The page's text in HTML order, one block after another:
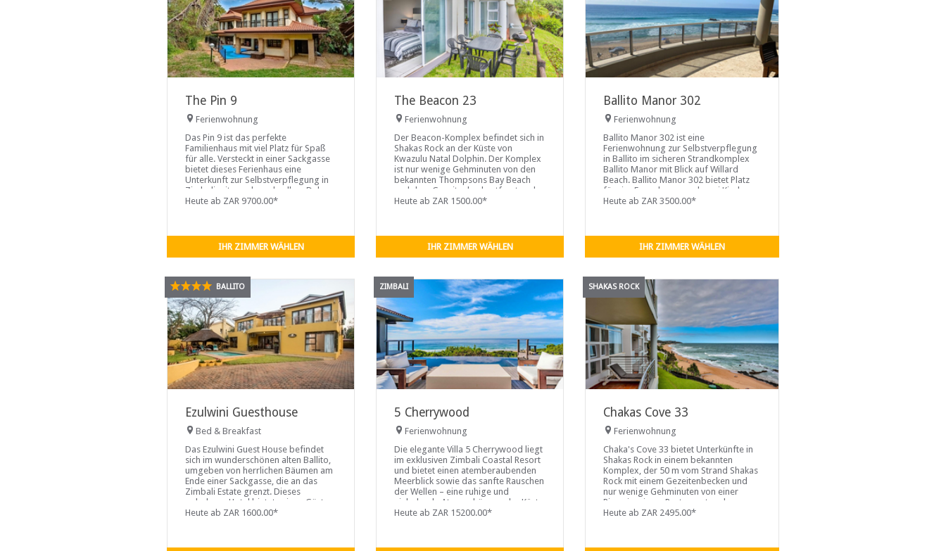
The Pin 9
Ferienwohnung
Das Pin 9 ist das perfekte
Familienhaus mit viel Platz für Spaß
für alle. Versteckt in einer Sackgasse
bietet dieses Ferienhaus eine
Unterkunft zur Selbstverpflegung in
Zimbali mit geschmackvollem Dekor
im afrikanischen Stil. Das Ferienhaus
Heute ab ZAR 9700.00*
IHR ZIMMER WÄHLEN
The Beacon 23
Ferienwohnung
Der Beacon-Komplex befindet sich in
Shakas Rock an der Küste von
Kwazulu Natal Dolphin. Der Komplex
ist nur wenige Gehminuten von den
bekannten Thompsons Bay Beach
und dem Gezeitenbad entfernt und
ist eine kurze Fahrt von den
Heute ab ZAR 1500.00*
IHR ZIMMER WÄHLEN
Ballito Manor 302
Ferienwohnung
Ballito Manor 302 ist eine
Ferienwohnung zur Selbstverpflegung
in Ballito im sicheren Strandkomplex
Ballito Manor mit Blick auf Willard
Beach. Ballito Manor 302 bietet Platz
für vier Erwachsene und zwei Kinder.
Es gibt drei Schlafzimmer, zwei
Das erste Schlafzimmer ist mit einem
Heute ab ZAR 3500.00*
IHR ZIMMER WÄHLEN
BALLITO
Ezulwini Guesthouse
Bed & Breakfast
Das Ezulwini Guest House befindet
sich im wunderschönen alten Ballito,
umgeben von herrlichen Bäumen am
Ende einer Sackgasse, die an das
Zimbali Estate grenzt. Dieses
gehobene Hotel bietet seinen Gästen
jeden Komfort in sechs
Heute ab ZAR 1600.00*
ZIMBALI
5 Cherrywood
Ferienwohnung
Die elegante Villa 5 Cherrywood liegt
im exklusiven Zimbali Coastal Resort
und bietet einen atemberaubenden
Meerblick sowie das sanfte Rauschen
der Wellen – eine ruhige und
einladende Atmosphäre an der Küste.
Eingebettet in ein sicheres Anwesen,
Heute ab ZAR 15200.00*
SHAKAS ROCK
Chakas Cove 33
Ferienwohnung
Chaka's Cove 33 bietet Unterkünfte in
Shakas Rock in einem bekannten
Komplex, der 50 m vom Strand Shakas
Rock mit einem Gezeitenbecken und
nur wenige Gehminuten von einer
Pizzeria, einem Restaurant und
Geschäften entfernt ist.
Heute ab ZAR 2495.00*